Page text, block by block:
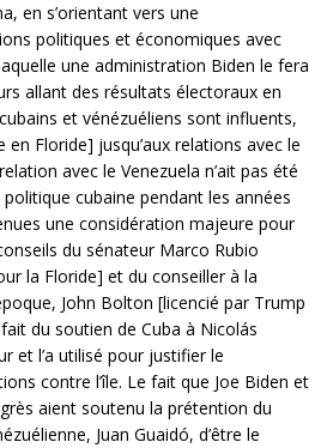
en s’orientant vers une
politiques et économiques avec
une administration Biden le fera
allant des résultats électoraux en
et vénézuéliens sont influents,
Floride] jusqu’aux relations avec le
avec le Venezuela n’ait pas été
cubaine pendant les années
une considération majeure pour
du sénateur Marco Rubio
la Floride] et du conseiller à la
John Bolton [licencié par Trump
du soutien de Cuba à Nicolás
et l’a utilisé pour justifier le
contre l’île. Le fait que Joe Biden et
aient soutenu la prétention du
Juan Guaidó, d’être le